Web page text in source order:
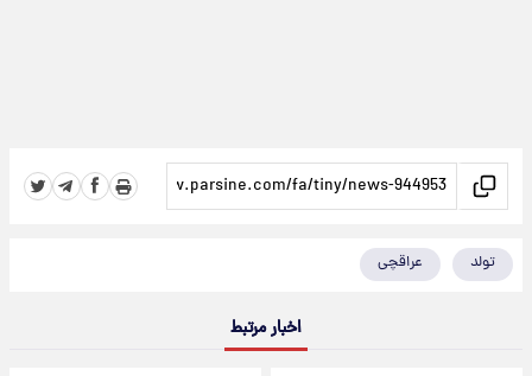
تولد عراقچی
اخبار مرتبط